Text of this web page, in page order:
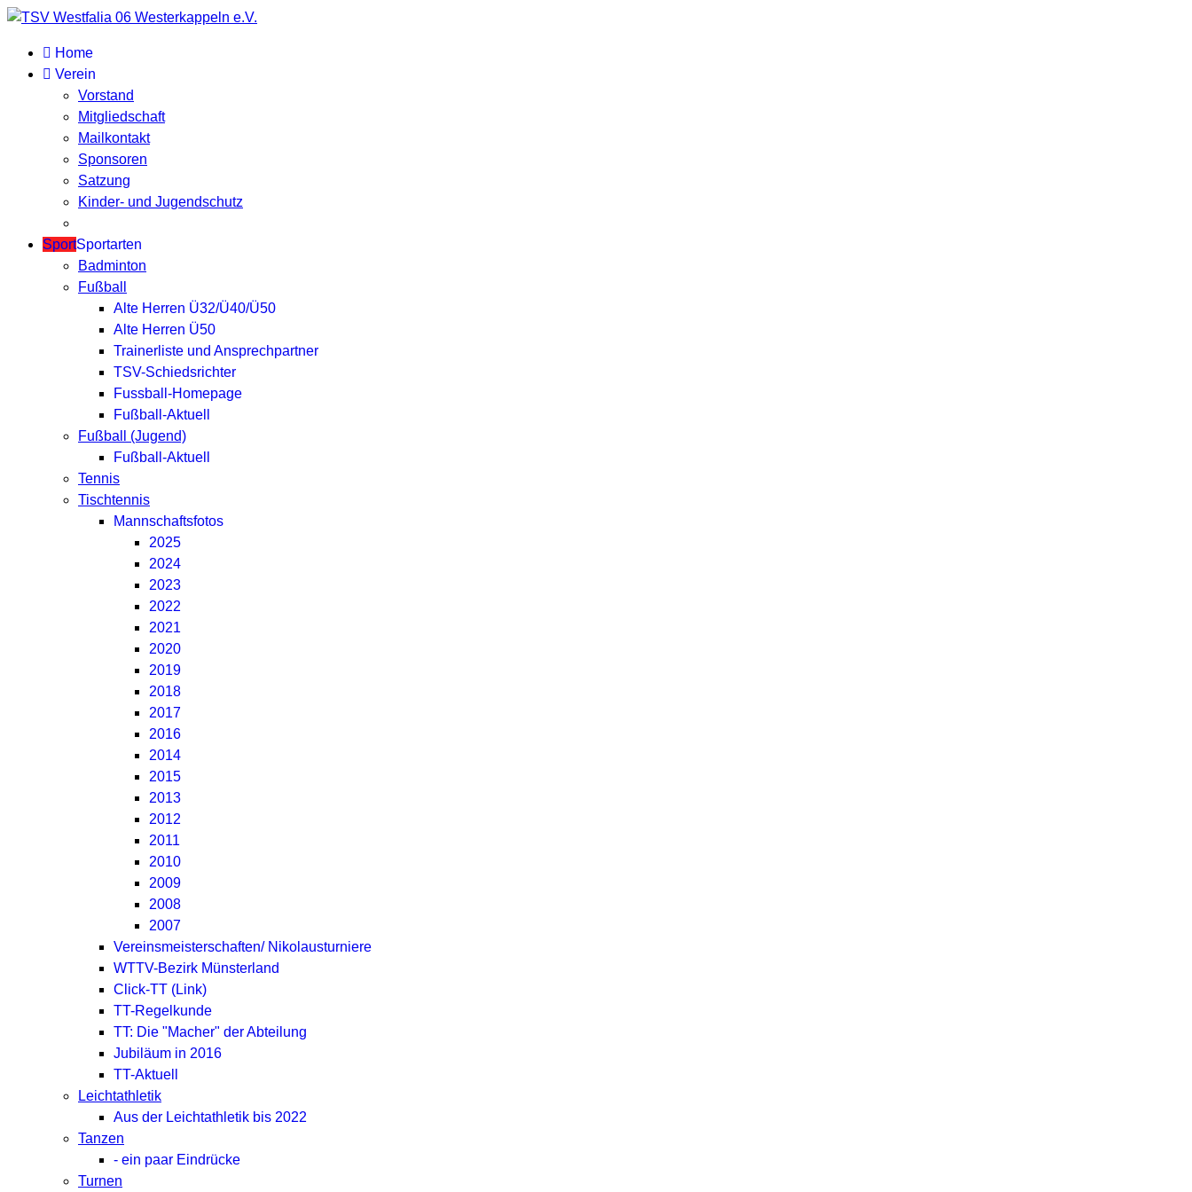
Home
Verein
Vorstand
Mitgliedschaft
Mailkontakt
Sponsoren
Satzung
Kinder- und Jugendschutz
SportSportarten
Badminton
Fußball
Alte Herren Ü32/Ü40/Ü50
Alte Herren Ü50
Trainerliste und Ansprechpartner
TSV-Schiedsrichter
Fussball-Homepage
Fußball-Aktuell
Fußball (Jugend)
Fußball-Aktuell
Tennis
Tischtennis
Mannschaftsfotos
2025
2024
2023
2022
2021
2020
2019
2018
2017
2016
2014
2015
2013
2012
2011
2010
2009
2008
2007
Vereinsmeisterschaften/ Nikolausturniere
WTTV-Bezirk Münsterland
Click-TT (Link)
TT-Regelkunde
TT: Die "Macher" der Abteilung
Jubiläum in 2016
TT-Aktuell
Leichtathletik
Aus der Leichtathletik bis 2022
Tanzen
- ein paar Eindrücke
Turnen